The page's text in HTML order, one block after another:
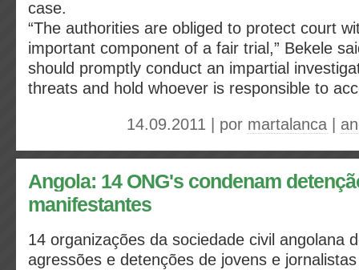
case.
“The authorities are obliged to protect court
important component of a fair trial,” Bekele
should promptly conduct an impartial
threats and hold whoever is responsible to
14.09.2011 | por martalanca
Angola: 14 ONG's condenam
manifestantes
14 organizações da sociedade civil angolana
agressões e detenções de jovens e